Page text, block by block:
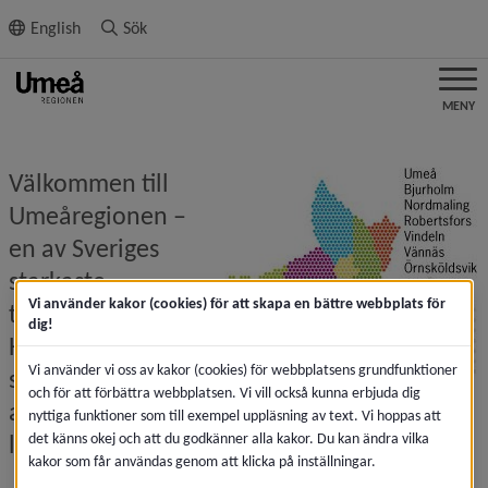
innehållet
English Sök
MENY
Välkommen till
Umeåregionen –
en av Sveriges
starkaste
tillväxtregioner.
Här samarbetar
sju kommuner för
att främja näringsliv och tillväxt och för bra
livsvillkor och samhällsservice.
Vi använder kakor (cookies) för att skapa en bättre webbplats för
dig!
Vi använder vi oss av kakor (cookies) för webbplatsens grundfunktioner
och för att förbättra webbplatsen. Vi vill också kunna erbjuda dig
nyttiga funktioner som till exempel uppläsning av text. Vi hoppas att
det känns okej och att du godkänner alla kakor. Du kan ändra vilka
kakor som får användas genom att klicka på inställningar.